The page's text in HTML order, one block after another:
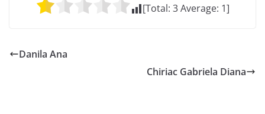
[Total: 3Average: 1]
Danila Ana
Chiriac Gabriela Diana